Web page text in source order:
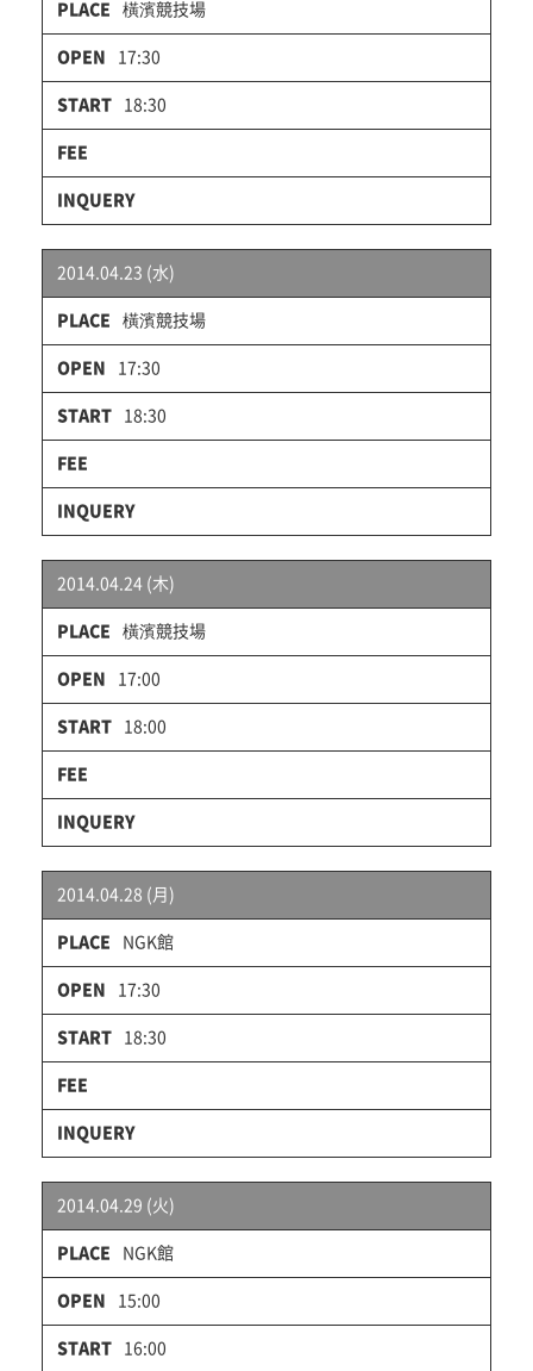
橫濱競技場
17:30
18:30
2014.04.23 (水)
橫濱競技場
17:30
18:30
2014.04.24 (木)
橫濱競技場
17:00
18:00
2014.04.28 (月)
NGK館
17:30
18:30
2014.04.29 (火)
NGK館
15:00
16:00